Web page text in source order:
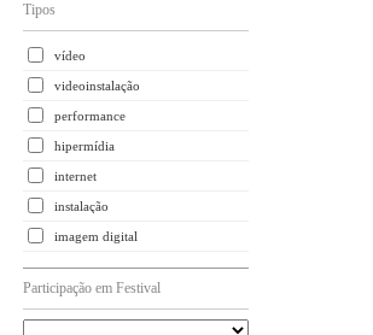
Tipos
vídeo
videoinstalação
performance
hipermídia
internet
instalação
imagem digital
Participação em Festival